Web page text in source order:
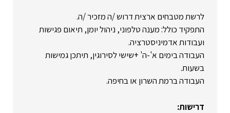
לרשת מטבחים ארצית דרוש /ה מזכיר /ה.
התפקיד כולל: מענה טלפוני, ניהול יומן, תיאום פגישות
ועבודות אדמיניסטרציה.
העבודה בימים א'-ה' +שישי לסירוגין, תיתכן גמישות
בשעות.
העבודה ברמת השרון או בחיפה.
דרישות: